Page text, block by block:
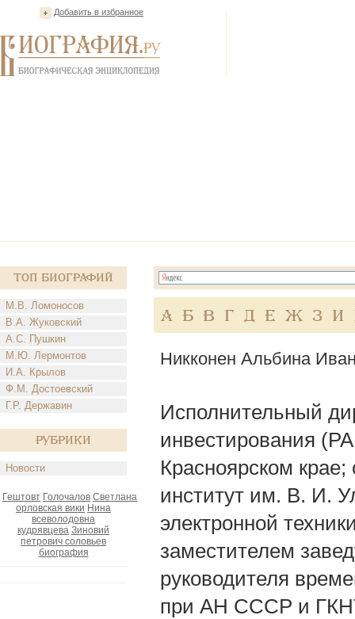
Добавить в избранное
Топ Биографий
М.В. Ломоносов
В.А. Жуковский
А.С. Пушкин
М.Ю. Лермонтов
И.А. Крылов
Ф.М. Достоевский
Г.Р. Державин
Рубрики
Новости
Гештовт Голочалов Светлана
орловская вики Нина
всеволодовна
кудрявцева Зиновий
петрович соловьев
биография
А Б В Г Д Е Ж З И
Никконен Альбина
Исполнительный
инвестирования
Красноярском крае;
институт им. В. И.
электронной
заместителем
руководителя
при АН СССР и ГКНТ